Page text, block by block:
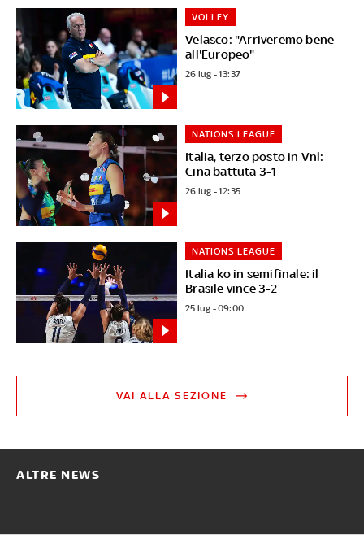
Velasco: "Arriveremo bene
all'Europeo"
VOLLEY
26 lug - 13:37
Italia, terzo posto in Vnl:
Cina battuta 3-1
NATIONS LEAGUE
26 lug - 12:35
Italia ko in semifinale: il
Brasile vince 3-2
NATIONS LEAGUE
25 lug - 09:00
VAI ALLA SEZIONE
ALTRE NEWS